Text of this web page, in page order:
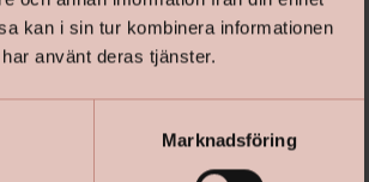
kan i sin tur kombinera informationen
använt deras tjänster.
Marknadsföring